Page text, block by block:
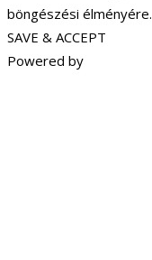
böngészési élményére.
SAVE & ACCEPT
Powered by